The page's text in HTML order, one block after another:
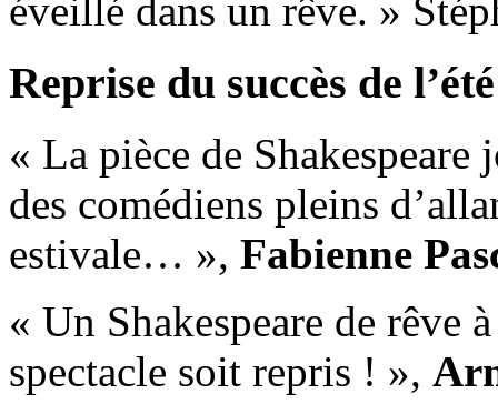
éveillé dans un rêve. »
Reprise du succès de
« La pièce de Shakespeare
des comédiens pleins
estivale… », Fabienne
« Un Shakespeare de rêve
spectacle soit repris ! »,